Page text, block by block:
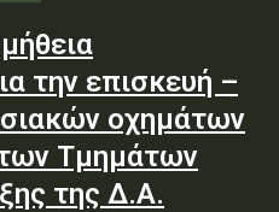
την επισκευή –
οχημάτων
Τμημάτων
της Δ.Α.